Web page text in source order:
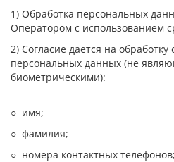
1) Обработка персональных
Оператором с использованием
2) Согласие дается на
персональных данных (не
биометрическими):
○ имя;
○ фамилия;
○ номера контактных телефонов;